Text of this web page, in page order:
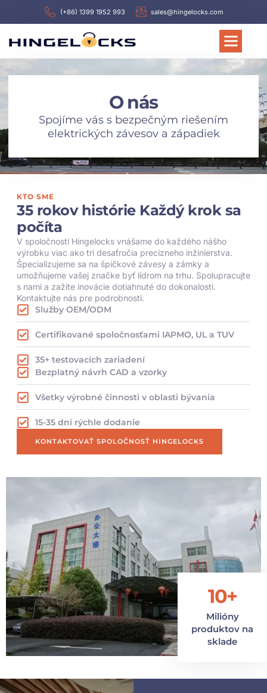
(+86) 1399 1952 993 sales@hingelocks.com
O nás
Spojíme vás s bezpečným riešením
elektrických závesov a západiek
KTO SME
35 rokov histórie Každý krok sa
počíta
V spoločnosti Hingelocks vnášame do každého nášho
výrobku viac ako tri desaťročia precízneho inžinierstva.
Špecializujeme sa na špičkové závesy a zámky a
umožňujeme vašej značke byť lídrom na trhu. Spolupracujte
s nami a zažite inovácie dotiahnuté do dokonalosti.
Kontaktujte nás pre podrobnosti.
Služby OEM/ODM
Certifikované spoločnosťami IAPMO, UL a TUV
35+ testovacích zariadení
Bezplatný návrh CAD a vzorky
Všetky výrobné činnosti v oblasti bývania
15-35 dní rýchle dodanie
KONTAKTOVAŤ SPOLOČNOSŤ HINGELOCKS
10+
Milióny
produktov na
sklade